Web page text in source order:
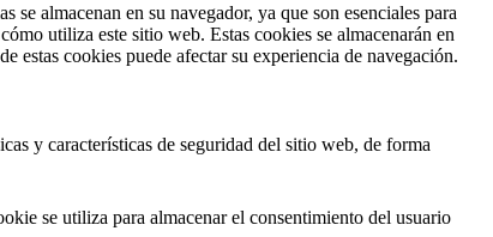
almacenan en su navegador, ya que son esenciales para
utiliza este sitio web. Estas cookies se almacenarán en
estas cookies puede afectar su experiencia de navegación.
y características de seguridad del sitio web, de forma
se utiliza para almacenar el consentimiento del usuario